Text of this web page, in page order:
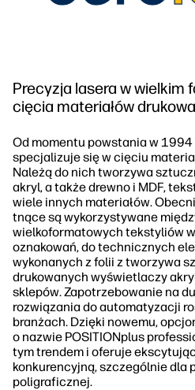
Precyzja lasera w wielkim
cięcia materiałów
Od momentu powstania w 1994
specjalizuje się w cięciu
Należą do nich tworzywa
akryl, a także drewno i MDF,
wiele innych materiałów.
tnące są wykorzystywane
wielkoformatowych tekstyliów
oznakowań, do technicznych
wykonanych z folii z tworzywa
drukowanych wyświetlaczy
sklepów. Zapotrzebowanie na
rozwiązania do automatyzacji
branżach. Dzięki nowemu,
o nazwie POSITIONplus
tym trendem i oferuje
konkurencyjną, szczególnie dla
poligraficznej.